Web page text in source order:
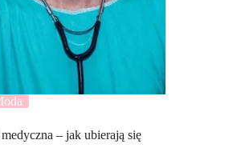
– jak ubierają się